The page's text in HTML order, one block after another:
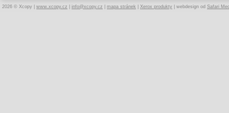
2026 © Xcopy | www.xcopy.cz info@xcopy.cz mapa stránek Xerox produkty | webdesign od Safari